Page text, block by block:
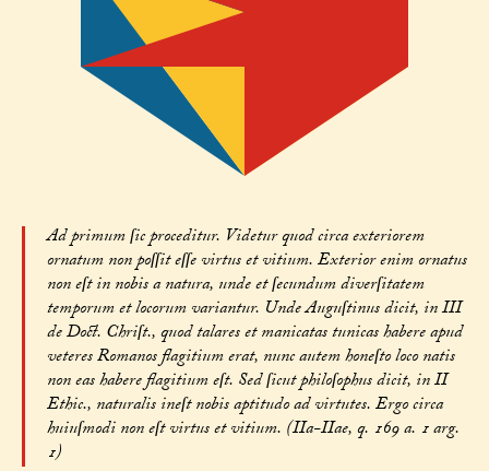
Ad primum ſic proceditur. Videtur quod circa exteriorem
ornatum non poſſit eſſe virtus et vitium. Exterior enim ornatus
non eſt in nobis a natura, unde et ſecundum diverſitatem
temporum et locorum variantur. Unde Auguſtinus dicit, in III
de Doct. Chriſt., quod talares et manicatas tunicas habere apud
veteres Romanos flagitium erat, nunc autem honeſto loco natis
non eas habere flagitium eſt. Sed ſicut philoſophus dicit, in II
Ethic., naturalis ineſt nobis aptitudo ad virtutes. Ergo circa
huiuſmodi non eſt virtus et vitium. (IIa-IIae, q. 169 a. 1 arg.
1)